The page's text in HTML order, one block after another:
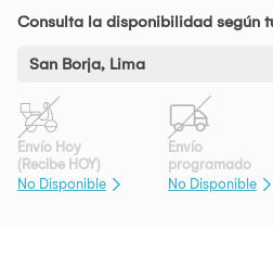
Consulta la disponibilidad según
San Borja, Lima
Envío Hoy
(Recibe HOY)
No Disponible
Envío
programado
No Disponible